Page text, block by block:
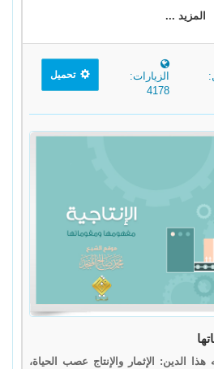
المزيد ...
الزيارات:
4178
تحميل
الدين: الإثمار والإنتاج عصب الحياة،